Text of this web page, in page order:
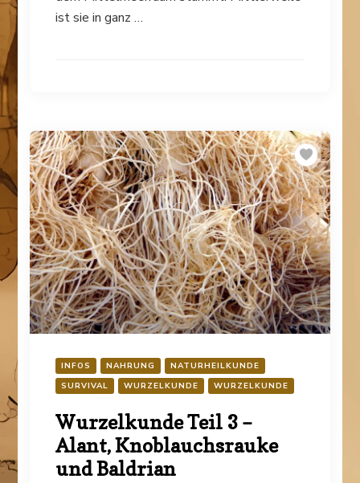
ist sie in ganz …
INFOS NAHRUNG
NATURHEILKUNDE
SURVIVAL
WURZELKUNDE WURZELKUNDE
Wurzelkunde Teil 3 –
Alant, Knoblauchsrauke
und Baldrian